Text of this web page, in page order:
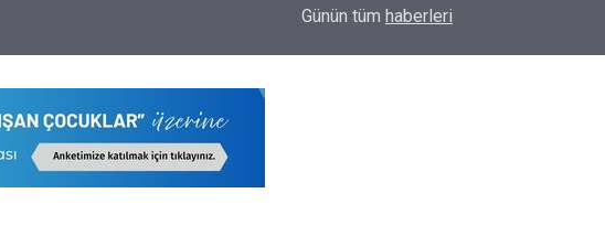
Özür Grubu Ataması Çıkan Öğretmenlere
Günün tüm haberleri